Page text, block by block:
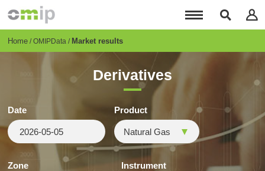
content
Breadcrumb
Home OMIPData Market results
Derivatives
Date Product
Zone Instrument